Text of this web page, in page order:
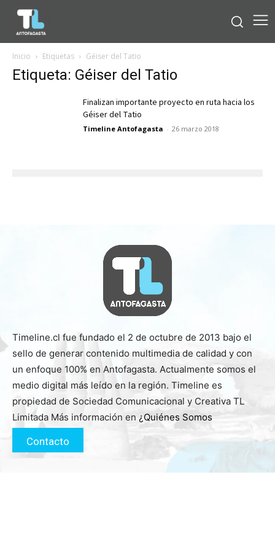
Inicio Etiquetas Géiser del Tatio
Etiqueta: Géiser del Tatio
Finalizan importante proyecto en ruta hacia los
Géiser del Tatio
Timeline Antofagasta - 26 marzo 2018
Timeline.cl fue fundado el 2 de octubre de 2013 bajo el
sello de generar contenido multimedia de calidad y con
un enfoque 100% en Antofagasta. Actualmente somos el
medio digital más leído en la región. Timeline es
propiedad de Sociedad Comunicacional y Creativa TL
Limitada Más información en ¿Quiénes Somos
Contacto